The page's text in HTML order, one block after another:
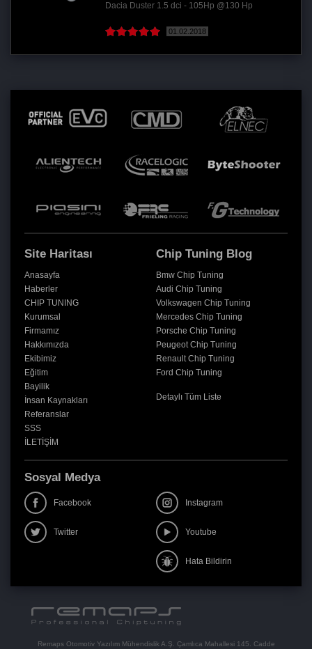
Dacia Duster 1.5 dci - 105Hp @130 Hp
01.02.2018
Site Haritası
Anasayfa
Haberler
CHIP TUNING
Kurumsal
Firmamız
Hakkımızda
Ekibimiz
Eğitim
Bayilik
İnsan Kaynakları
Referanslar
SSS
İLETİŞİM
Chip Tuning Blog
Bmw Chip Tuning
Audi Chip Tuning
Volkswagen Chip Tuning
Mercedes Chip Tuning
Porsche Chip Tuning
Peugeot Chip Tuning
Renault Chip Tuning
Ford Chip Tuning
Detaylı Tüm Liste
Sosyal Medya
Facebook Instagram
Twitter Youtube
Hata Bildirin
Remaps Otomotiv Yazılım Mühendislik A.Ş. Çamlıca Mahallesi 145. Cadde